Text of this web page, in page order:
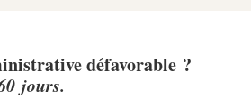
défavorable ?
jours.